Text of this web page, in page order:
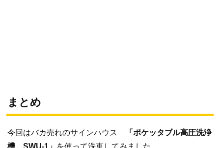
まとめ
今回はバカ売れのサインハウス
「ポケッタブル高圧洗浄
機 SWU-1」 を使って洗車してみました。